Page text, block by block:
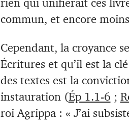
commun, et encore
Cependant, la croyance
Écritures et qu’il est la
des textes est la
instauration (Ép 1.1-6 ;
roi Agrippa : « J’ai